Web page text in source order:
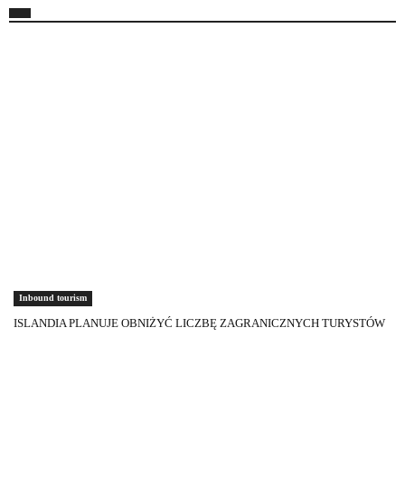
Inbound tourism
ISLANDIA PLANUJE OBNIŻYĆ LICZBĘ ZAGRANICZNYCH TURYSTÓW